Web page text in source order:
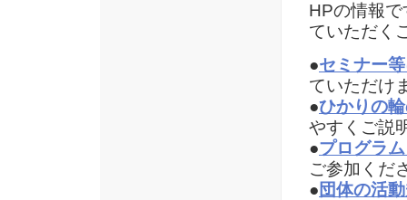
HPの情報
ていただく
●セミナー
ていただけ
●ひかりの
やすくご説
●プログラ
ご参加くだ
●団体の活